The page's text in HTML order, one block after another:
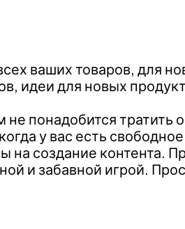
ваших товаров, для
идеи для новых
понадобится тратить
у вас есть
создание контента.
и забавной игрой.